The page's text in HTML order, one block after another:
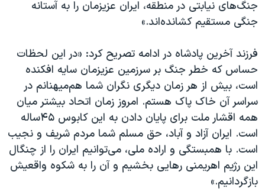
نرگس محمدی برنده جایزه نوبل صلح
صفحه‌های ویژه
سفر پرزیدنت ترامپ به چین
جنگ‌های نیابتی در منطقه، ایران عزیزمان را به آستانه
جنگی مستقیم کشانده‌اند.»
فرزند آخرین پادشاه در ادامه تصریح کرد: «در این لحظات
حساس که خطر جنگ بر سرزمین عزیزمان سایه افکنده
است، بیش از هر زمان دیگری نگران شما هم‌میهنانم در
سراسر آن خاک پاک هستم. امروز زمان اتحاد بیشتر میان
همه اقشار ملت برای پایان دادن به این کابوس ۴۵ساله
است. ایران آزاد و آباد، حق مسلم شما مردم شریف و نجیب
است. با همبستگی و اراده ملی، می‌توانیم ایران را از چنگال
این رژیم اهریمنی رهایی بخشیم و آن را به شکوه واقعیش
بازگردانیم.»